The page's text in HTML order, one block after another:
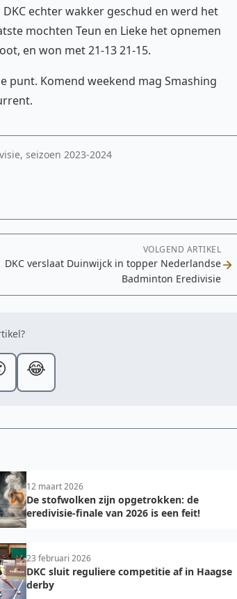
echter wakker geschud en werd het
mochten Teun en Lieke het opnemen
en won met 21-13 21-15.
punt. Komend weekend mag Smashing
seizoen 2023-2024
VOLGEND ARTIKEL
DKC verslaat Duinwijck in topper Nederlandse
Badminton Eredivisie
😂
12 maart 2026
De stofwolken zijn opgetrokken: de
eredivisie-finale van 2026 is een feit!
23 februari 2026
DKC sluit reguliere competitie af in Haagse
derby